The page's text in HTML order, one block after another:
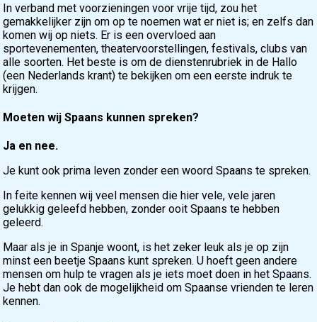
In verband met voorzieningen voor vrije tijd, zou het
gemakkelijker zijn om op te noemen wat er niet is; en zelfs dan
komen wij op niets. Er is een overvloed aan
sportevenementen, theatervoorstellingen, festivals, clubs van
alle soorten. Het beste is om de dienstenrubriek in de Hallo
(een Nederlands krant) te bekijken om een eerste indruk te
krijgen.
Moeten wij Spaans kunnen spreken?
Ja en nee.
Je kunt ook prima leven zonder een woord Spaans te spreken.
In feite kennen wij veel mensen die hier vele, vele jaren
gelukkig geleefd hebben, zonder ooit Spaans te hebben
geleerd.
Maar als je in Spanje woont, is het zeker leuk als je op zijn
minst een beetje Spaans kunt spreken. U hoeft geen andere
mensen om hulp te vragen als je iets moet doen in het Spaans.
Je hebt dan ook de mogelijkheid om Spaanse vrienden te leren
kennen.